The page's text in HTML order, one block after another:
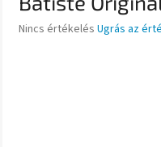
A
Nincs értékelés Ugrás az